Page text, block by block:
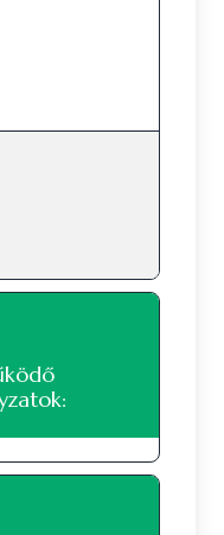
működik